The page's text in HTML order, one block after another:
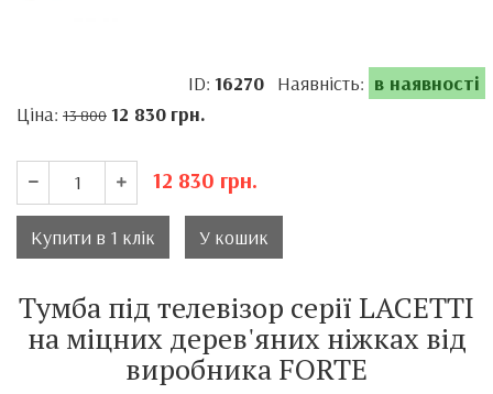
ID: 16270Наявність: в наявності
Ціна: 13 800 12 830 грн.
12 830 грн.
Купити в 1 клік У кошик
Тумба під телевізор серії LACETTI
на міцних дерев'яних ніжках від
виробника FORTE